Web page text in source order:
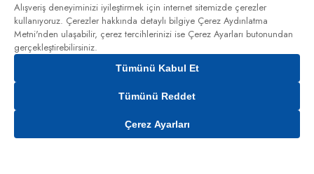
Gelince Haber Ver
Alışveriş deneyiminizi iyileştirmek için internet sitemizde çerezler
kullanıyoruz. Çerezler hakkında detaylı bilgiye Çerez Aydınlatma
Metni'nden ulaşabilir, çerez tercihlerinizi ise Çerez Ayarları butonundan
gerçekleştirebilirsiniz.
Tümünü Kabul Et
Tümünü Reddet
Çerez Ayarları